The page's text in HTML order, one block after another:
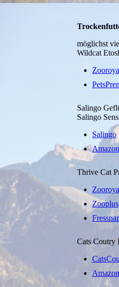
möglichst
Wildcat
Salingo
Salingo
Salingo
Amazon
Thrive Cat
Zooplus
Cats Coutry
Amazon